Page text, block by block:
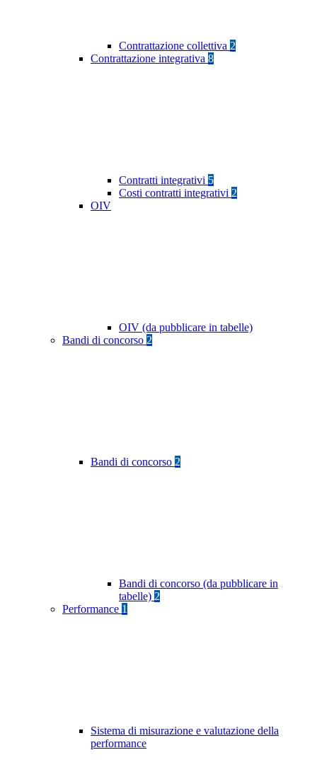
Contrattazione collettiva 2
Contrattazione integrativa 8
Contratti integrativi 5
Costi contratti integrativi 2
OIV
OIV (da pubblicare in tabelle)
Bandi di concorso 2
Bandi di concorso 2
Bandi di concorso (da pubblicare in
tabelle) 2
Performance 1
Sistema di misurazione e valutazione della
performance